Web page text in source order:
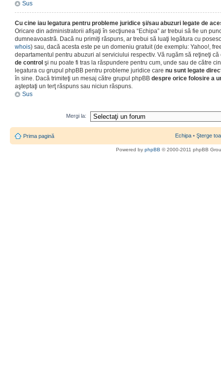
Sus
Cu cine iau legatura pentru probleme juridice şi/sau abuzuri legate de
Oricare din administratorii afişaţi în secţiunea “Echipa” ar trebui să fie un
dumneavoastră. Dacă nu primiţi răspuns, ar trebui să luaţi legătura cu
whois) sau, dacă acesta este pe un domeniu gratuit (de exemplu: Yahoo!,
departamentul pentru abuzuri al serviciului respectiv. Vă rugăm să reţineţi
de control şi nu poate fi tras la răspundere pentru cum, unde sau de către
legatura cu grupul phpBB pentru probleme juridice care nu sunt legate
în sine. Dacă trimiteţi un mesaj către grupul phpBB despre orice folosire a
aşteptaţi un terţ răspuns sau niciun răspuns.
Sus
Mergi la:
Prima pagină Echipa • Şterge
Powered by phpBB © 2000-2011 phpBB